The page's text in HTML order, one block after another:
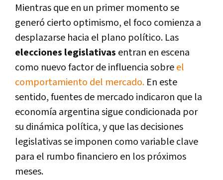
Mientras que en un primer momento se
generó cierto optimismo, el foco comienza a
desplazarse hacia el plano político. Las
elecciones legislativas entran en escena
como nuevo factor de influencia sobreel
comportamiento del mercado. En este
sentido, fuentes de mercado indicaron que la
economía argentina sigue condicionada por
su dinámica política, y que las decisiones
legislativas se imponen como variable clave
para el rumbo financiero en los próximos
meses.